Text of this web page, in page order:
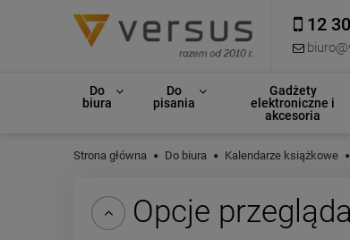
12
Do
biura
Do
pisania
Gadżety
elektroniczne i
akcesoria
Strona główna Do biura Kalendarze książkowe
Opcje